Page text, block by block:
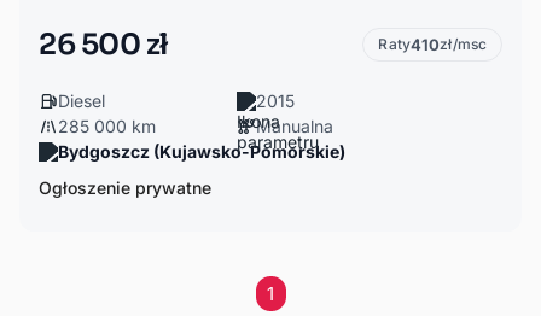
26 500 zł Raty410zł/msc
Diesel
2015
285 000 km
Manualna
Bydgoszcz (Kujawsko-Pomorskie)
Ogłoszenie prywatne
1